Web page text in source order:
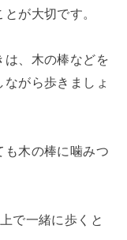
が大切です。
は、木の棒などを
がら歩きましょ
も木の棒に噛みつ
で一緒に歩くと